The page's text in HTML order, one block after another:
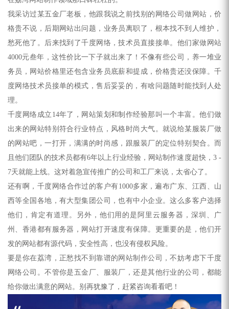
我采访过某五金厂老板，他跟我说之前找别的网络公司做网站 ，价
格贵不说，后期网站出问题，业务员离职了，根本找不到人维护，
愁死他了。后来找到了千度网络，技术员直接接单。他们家做网站
4000元叁年，这性价比一下子就出来了！不像有些公司，养一堆业
务员，网站价格里还包含业务员底薪和提成，价格贵还没保障。千
度网络技术员接单的模式，售后妥妥的，有啥问题随时能找到人处
理。
千度网络成立14年了，网站策划和制作经验那叫一个丰富。他们做
出来的网站特别符合行业特点，风格时尚大气。就说给某服装厂做
的网站吧，一打开，满满的时尚感，跟服装厂的定位特别契合。而
且他们团队的技术员都有6年以上行业经验， 网站制作速度超快，3 -
7天就能上线。这对着急宣传推广的公司和工厂来说，太省心了。
还有啊，千度网络合作过的客户有1000多家，遍布广东、江西、山
西等全国各地，有大型集团公司，也有中小企业。这么多客户选择
他们，肯定有道理。另外，他们用的是阿里云服务器，深圳、广
州、香港都有服务器，网站打开速度有保障。更重要的是，他们开
发的网站都有源代码，安全性高，也没有侵权风险。
要是你在荔湾，正愁找不到靠谱的 网站制作公司，不妨考虑下千度
网络公司。不管你是五金厂、服装厂，还是其他行业的公司，都能
给你做出满意的网站。别再犹豫了，赶紧咨询看看吧！